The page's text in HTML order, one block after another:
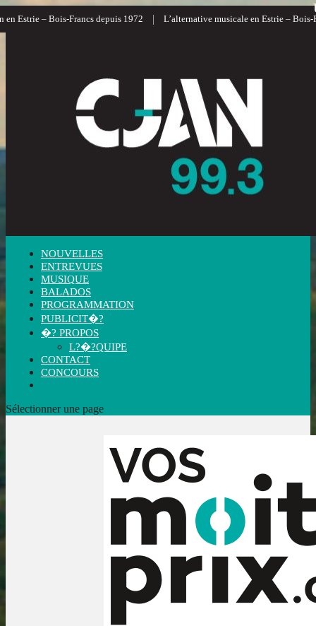
Estrie – Bois-Francs depuis 1972 | L’alternative musicale en Estrie – Bois-
NOUVELLES
ENTREVUES
MUSIQUE
BALADOS
PROGRAMMATION
PUBLICIT�?
�? PROPOS
L?�?QUIPE
CONTACT
CONCOURS
Sélectionner une page